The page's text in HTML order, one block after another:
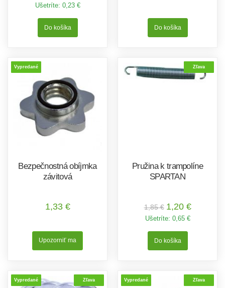
Ušetríte: 0,23 €
Vypredané
Bezpečnostná obíjmka
závitová
1,33 €
Upozorniť ma
Zľava
Pružina k trampolíne
SPARTAN
1,85 € 1,20 €
Ušetríte: 0,65 €
Vypredané Zľava Vypredané Zľava